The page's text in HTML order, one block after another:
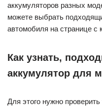
аккумуляторов разных
можете выбрать
автомобиля на странице с
Как узнать,
аккумулятор для
Для этого нужно